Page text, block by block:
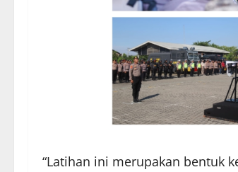
“Latihan ini merupakan bentuk